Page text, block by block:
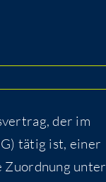
der im
tätig ist, einer
Zuord­nung unter